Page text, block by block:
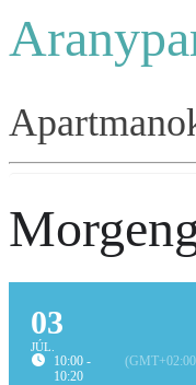
03
JÚL.
10:00 -
10:20